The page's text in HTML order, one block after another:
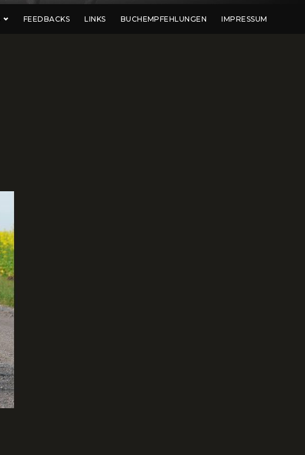
FEEDBACKS LINKS BUCHEMPFEHLUNGEN IMPRESSUM